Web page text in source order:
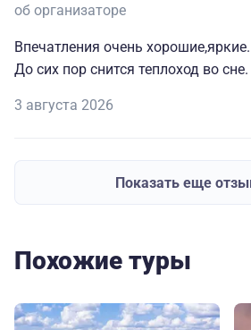
об организаторе
Впечатления очень хорошие,яркие.
До сих пор снится теплоход во сне.
3 августа 2026
Показать еще
Похожие туры